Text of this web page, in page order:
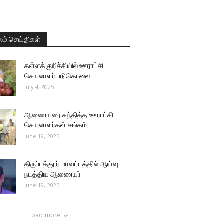
செய்திகள்
கள்ளக்குறிச்சியில் ஊராட்சி
செயலாளர் படுகொலை
July 4, 2025
ஆணையரை சந்தித்த ஊராட்சி
செயலாளர்கள் சங்கம்
June 19, 2025
திருப்பத்தூர் மாவட்டத்தில் ஆய்வு
நடத்திய ஆணையர்
June 19, 2025
Load more